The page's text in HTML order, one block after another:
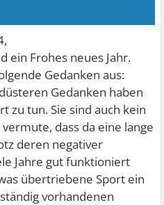
ein Frohes neues Jahr.
Gedanken aus:
Gedanken haben
zu tun. Sie sind auch kein
dass da eine lange
deren negativer
Jahre gut funktioniert
übertriebene Sport ein
vorhandenen